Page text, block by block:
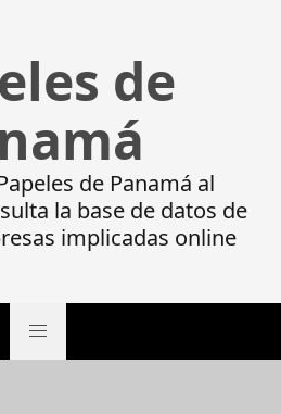
de
de Panamá al
la base de datos de
implicadas online